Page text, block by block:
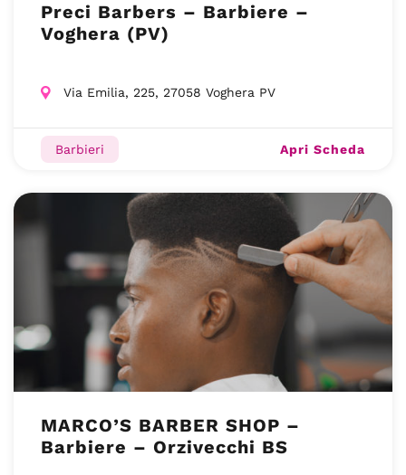
Preci Barbers – Barbiere –
Voghera (PV)
Via Emilia, 225, 27058 Voghera PV
Barbieri Apri Scheda
MARCO’S BARBER SHOP –
Barbiere – Orzivecchi BS